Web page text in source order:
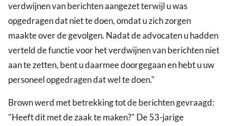
verdwijnen van berichten aangezet terwijl u was
opgedragen dat niet te doen, omdat u zich zorgen
maakte over de gevolgen. Nadat de advocaten u hadden
verteld de functie voor het verdwijnen van berichten niet
aan te zetten, bent u daarmee doorgegaan en hebt u uw
personeel opgedragen dat wel te doen."
Brown werd met betrekking tot de berichten gevraagd:
"Heeft dit met de zaak te maken?" De 53-jarige